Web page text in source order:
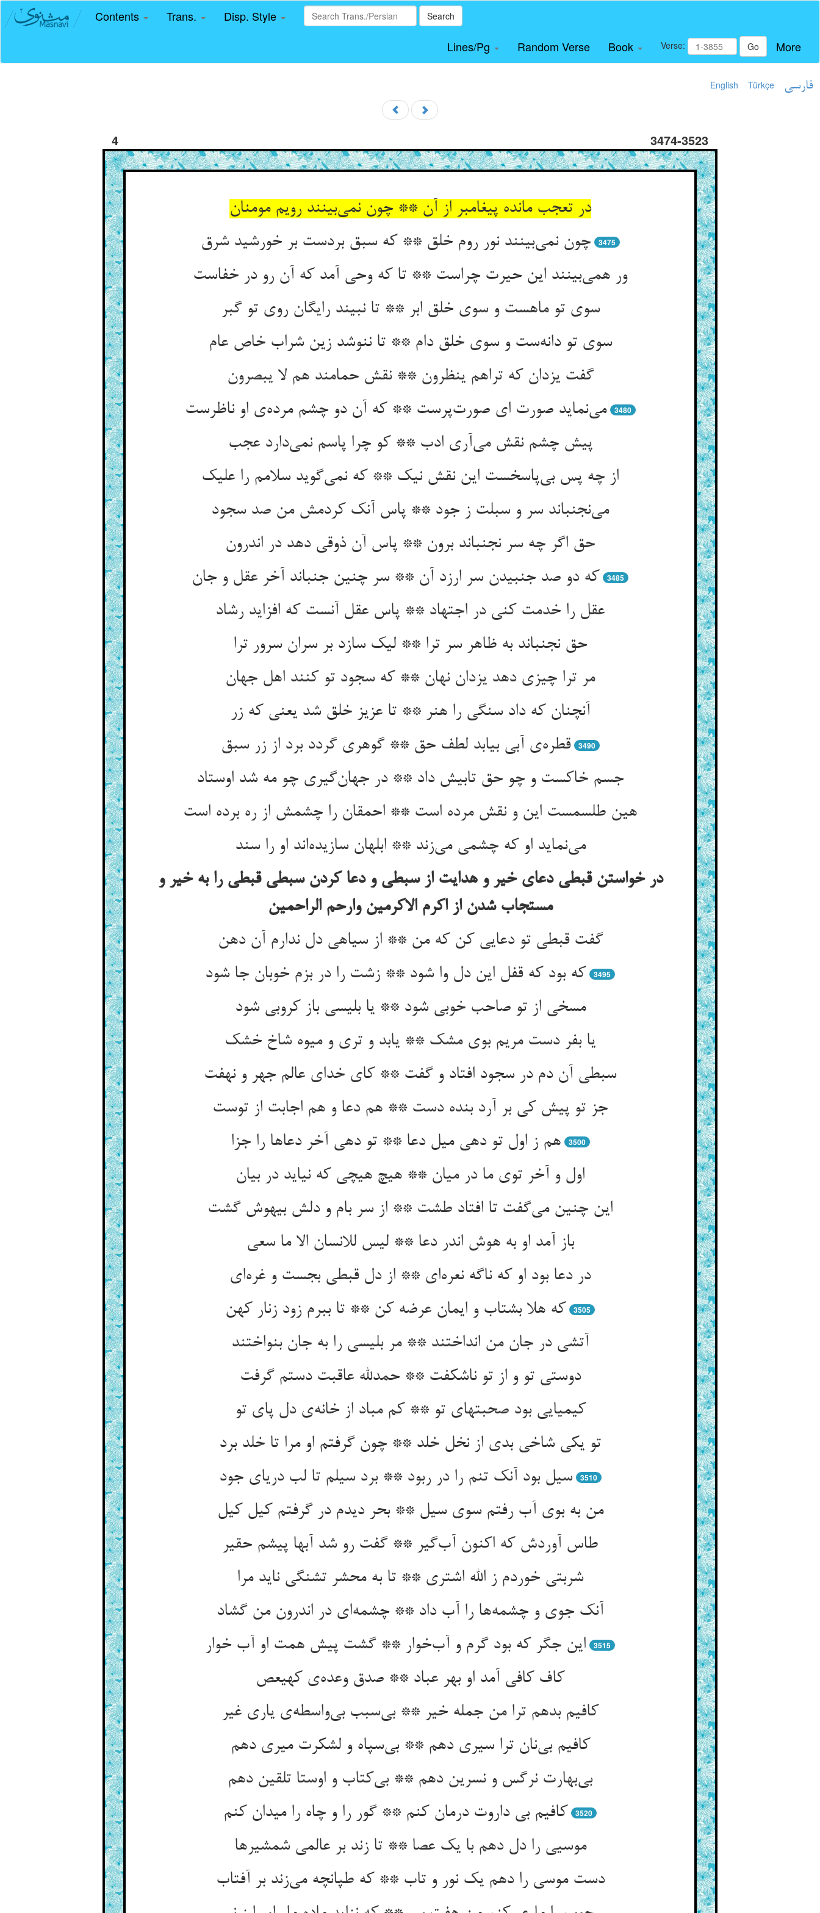
Contents Trans. Disp. Style Search
Lines/Pg Random Verse Book Verse: Go More
English Türkçe فارسی
4 3474-3523
در تعجب مانده پیغامبر از آن ** چون نمی‌بینند رویم مومنان
چون نمی‌بینند نور روم خلق ** که سبق بردست بر خورشید شرق
3475
ور همی‌بینند این حیرت چراست ** تا که وحی آمد که آن رو در خفاست
سوی تو ماهست و سوی خلق ابر ** تا نبیند رایگان روی تو گبر
سوی تو دانه‌ست و سوی خلق دام ** تا ننوشد زین شراب خاص عام
گفت یزدان که تراهم ینظرون ** نقش حمامند هم لا یبصرون
می‌نماید صورت ای صورت‌پرست ** که آن دو چشم مرده‌ی او ناظرست
3480
پیش چشم نقش می‌آری ادب ** کو چرا پاسم نمی‌دارد عجب
از چه پس بی‌پاسخست این نقش نیک ** که نمی‌گوید سلامم را علیک
می‌نجنباند سر و سبلت ز جود ** پاس آنک کردمش من صد سجود
حق اگر چه سر نجنباند برون ** پاس آن ذوقی دهد در اندرون
که دو صد جنبیدن سر ارزد آن ** سر چنین جنباند آخر عقل و جان
3485
عقل را خدمت کنی در اجتهاد ** پاس عقل آنست که افزاید رشاد
حق نجنباند به ظاهر سر ترا ** لیک سازد بر سران سرور ترا
مر ترا چیزی دهد یزدان نهان ** که سجود تو کنند اهل جهان
آنچنان که داد سنگی را هنر ** تا عزیز خلق شد یعنی که زر
قطره‌ی آبی بیابد لطف حق ** گوهری گردد برد از زر سبق
3490
جسم خاکست و چو حق تابیش داد ** در جهان‌گیری چو مه شد اوستاد
هین طلسمست این و نقش مرده است ** احمقان را چشمش از ره برده است
می‌نماید او که چشمی می‌زند ** ابلهان سازیده‌اند او را سند
در خواستن قبطی دعای خیر و هدایت از سبطی و دعا کردن سبطی قبطی را به خیر و
مستجاب شدن از اکرم الاکرمین وارحم الراحمین
گفت قبطی تو دعایی کن که من ** از سیاهی دل ندارم آن دهن
که بود که قفل این دل وا شود ** زشت را در بزم خوبان جا شود
3495
مسخی از تو صاحب خوبی شود ** یا بلیسی باز کروبی شود
یا بفر دست مریم بوی مشک ** یابد و تری و میوه شاخ خشک
سبطی آن دم در سجود افتاد و گفت ** کای خدای عالم جهر و نهفت
جز تو پیش کی بر آرد بنده دست ** هم دعا و هم اجابت از توست
هم ز اول تو دهی میل دعا ** تو دهی آخر دعاها را جزا
3500
اول و آخر توی ما در میان ** هیچ هیچی که نیاید در بیان
این چنین می‌گفت تا افتاد طشت ** از سر بام و دلش بیهوش گشت
باز آمد او به هوش اندر دعا ** لیس للانسان الا ما سعی
در دعا بود او که ناگه نعره‌ای ** از دل قبطی بجست و غره‌ای
که هلا بشتاب و ایمان عرضه کن ** تا ببرم زود زنار کهن
3505
آتشی در جان من انداختند ** مر بلیسی را به جان بنواختند
دوستی تو و از تو ناشکفت ** حمدلله عاقبت دستم گرفت
کیمیایی بود صحبتهای تو ** کم مباد از خانه‌ی دل پای تو
تو یکی شاخی بدی از نخل خلد ** چون گرفتم او مرا تا خلد برد
سیل بود آنک تنم را در ربود ** برد سیلم تا لب دریای جود
3510
من به بوی آب رفتم سوی سیل ** بحر دیدم در گرفتم کیل کیل
طاس آوردش که اکنون آب‌گیر ** گفت رو شد آبها پیشم حقیر
شربتی خوردم ز الله اشتری ** تا به محشر تشنگی ناید مرا
آنک جوی و چشمه‌ها را آب داد ** چشمه‌ای در اندرون من گشاد
این جگر که بود گرم و آب‌خوار ** گشت پیش همت او آب خوار
3515
کاف کافی آمد او بهر عباد ** صدق وعده‌ی کهیعص
کافیم بدهم ترا من جمله خیر ** بی‌سبب بی‌واسطه‌ی یاری غیر
کافیم بی‌نان ترا سیری دهم ** بی‌سپاه و لشکرت میری دهم
بی‌بهارت نرگس و نسرین دهم ** بی‌کتاب و اوستا تلقین دهم
کافیم بی داروت درمان کنم ** گور را و چاه را میدان کنم
3520
موسیی را دل دهم با یک عصا ** تا زند بر عالمی شمشیرها
دست موسی را دهم یک نور و تاب ** که طپانچه می‌زند بر آفتاب